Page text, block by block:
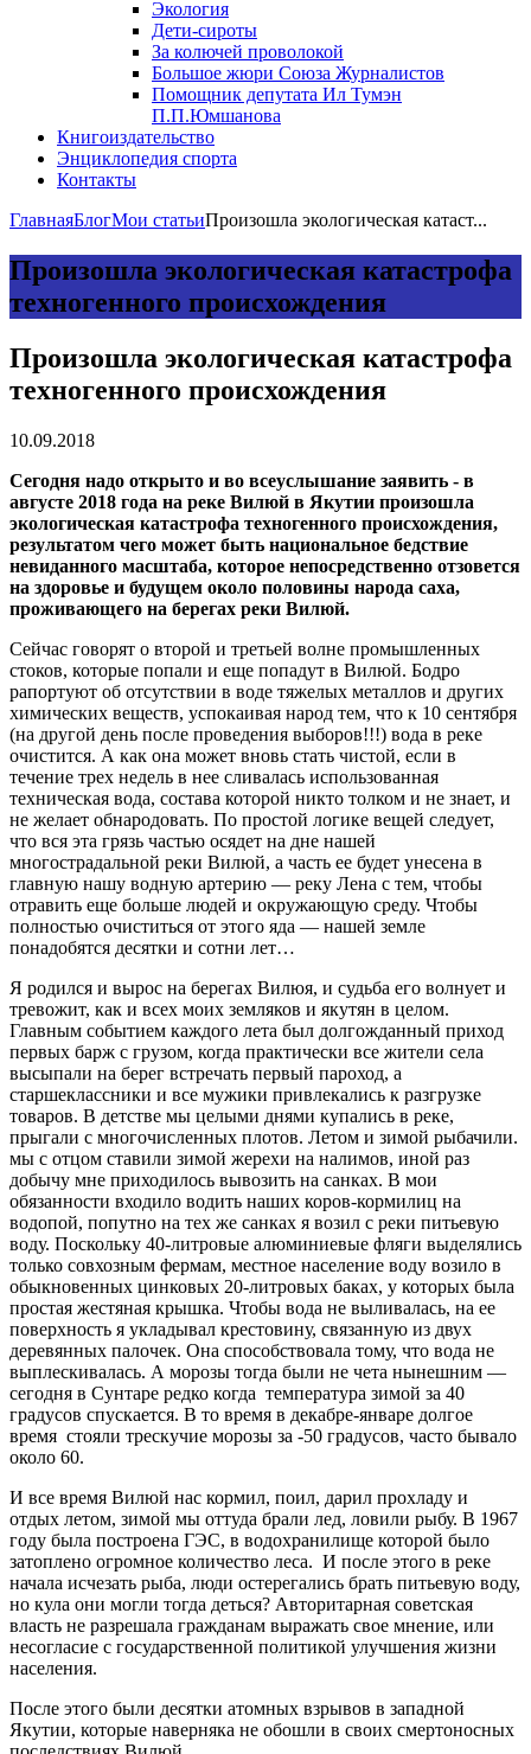
Экология
Дети-сироты
За колючей проволокой
Большое жюри Союза Журналистов
Помощник депутата Ил Тумэн
П.П.Юмшанова
Книгоиздательство
Энциклопедия спорта
Контакты
ГлавнаяБлогМои статьиПроизошла экологическая катаст...
Произошла экологическая катастрофа
техногенного происхождения
Произошла экологическая катастрофа
техногенного происхождения
10.09.2018
Сегодня надо открыто и во всеуслышание заявить ­- в
августе 2018 года на реке Вилюй в Якутии произошла
экологическая катастрофа техногенного происхождения,
результатом чего может быть национальное бедствие
невиданного масштаба, которое непосредственно отзовется
на здоровье и будущем около половины народа саха,
проживающего на берегах реки Вилюй.
Сейчас говорят о второй и третьей волне промышленных
стоков, которые попали и еще попадут в Вилюй. Бодро
рапортуют об отсутствии в воде тяжелых металлов и других
химических веществ, успокаивая народ тем, что к 10 сентября
(на другой день после проведения выборов!!!) вода в реке
очистится. А как она может вновь стать чистой, если в
течение трех недель в нее сливалась использованная
техническая вода, состава которой никто толком и не знает, и
не желает обнародовать. По простой логике вещей следует,
что вся эта грязь частью осядет на дне нашей
многострадальной реки Вилюй, а часть ее будет унесена в
главную нашу водную артерию — реку Лена с тем, чтобы
отравить еще больше людей и окружающую среду. Чтобы
полностью очиститься от этого яда — нашей земле
понадобятся десятки и сотни лет…
Я родился и вырос на берегах Вилюя, и судьба его волнует и
тревожит, как и всех моих земляков и якутян в целом.
Главным событием каждого лета был долгожданный приход
первых барж с грузом, когда практически все жители села
высыпали на берег встречать первый пароход, а
старшеклассники и все мужики привлекались к разгрузке
товаров. В детстве мы целыми днями купались в реке,
прыгали с многочисленных плотов. Летом и зимой рыбачили.
мы с отцом ставили зимой жерехи на налимов, иной раз
добычу мне приходилось вывозить на санках. В мои
обязанности входило водить наших коров-кормилиц на
водопой, попутно на тех же санках я возил с реки питьевую
воду. Поскольку 40-литровые алюминиевые фляги выделялись
только совхозным фермам, местное население воду возило в
обыкновенных цинковых 20-литровых баках, у которых была
простая жестяная крышка. Чтобы вода не выливалась, на ее
поверхность я укладывал крестовину, связанную из двух
деревянных палочек. Она способствовала тому, что вода не
выплескивалась. А морозы тогда были не чета нынешним —
сегодня в Сунтаре редко когда температура зимой за 40
градусов спускается. В то время в декабре-январе долгое
время стояли трескучие морозы за -50 градусов, часто бывало
около 60.
И все время Вилюй нас кормил, поил, дарил прохладу и
отдых летом, зимой мы оттуда брали лед, ловили рыбу. В 1967
году была построена ГЭС, в водохранилище которой было
затоплено огромное количество леса. И после этого в реке
начала исчезать рыба, люди остерегались брать питьевую воду,
но кула они могли тогда деться? Авторитарная советская
власть не разрешала гражданам выражать свое мнение, или
несогласие с государственной политикой улучшения жизни
населения.
После этого были десятки атомных взрывов в западной
Якутии, которые наверняка не обошли в своих смертоносных